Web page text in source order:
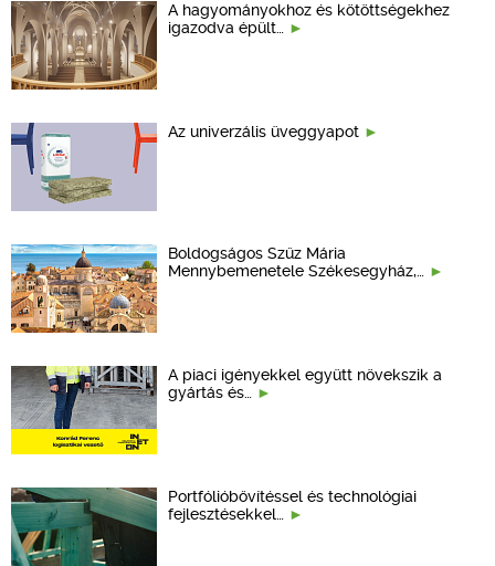
A hagyományokhoz és kötöttségekhez
igazodva épült…
Az univerzális üveggyapot
Boldogságos Szűz Mária
Mennybemenetele Székesegyház,…
A piaci igényekkel együtt növekszik a
gyártás és…
Portfólióbővítéssel és technológiai
fejlesztésekkel…